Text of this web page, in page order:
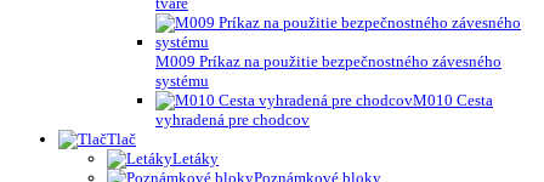
M009 Príkaz na použitie bezpečnostného závesného
systému
M010 Cesta
vyhradená pre chodcov
Tlač
Letáky
Poznámkové bloky